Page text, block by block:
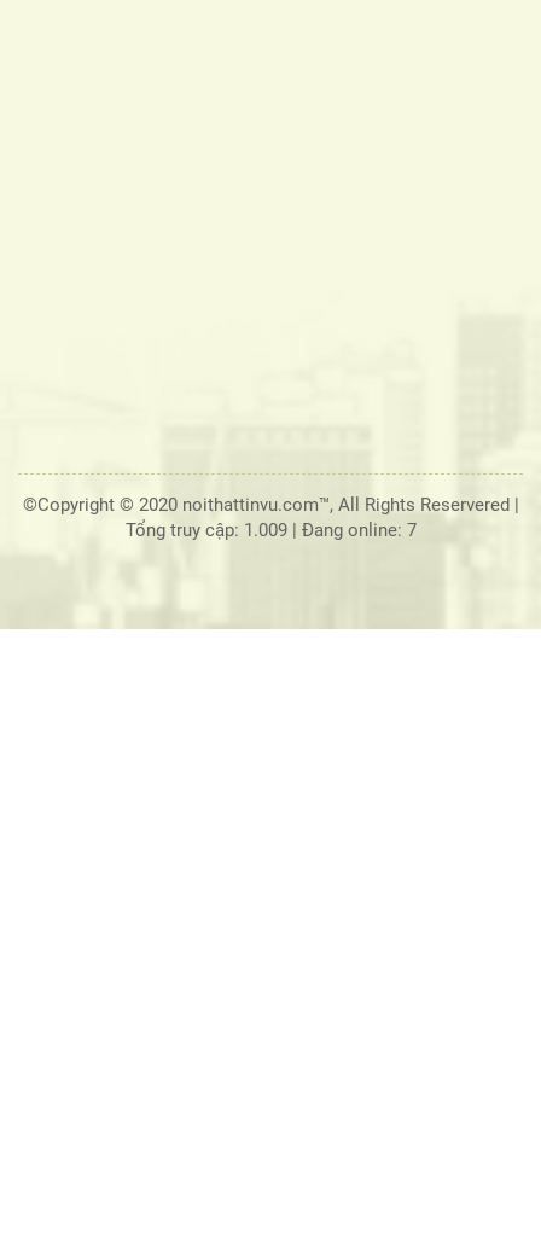
©Copyright © 2020 noithattinvu.com™, All Rights Reservered |
Tổng truy cập: 1.009| Đang online: 7